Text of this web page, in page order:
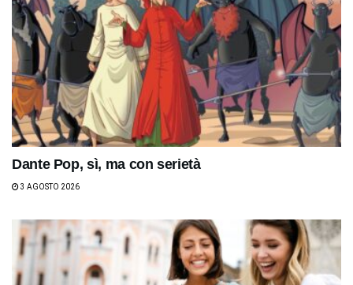
Dante Pop, sì, ma con serietà
3 AGOSTO 2026